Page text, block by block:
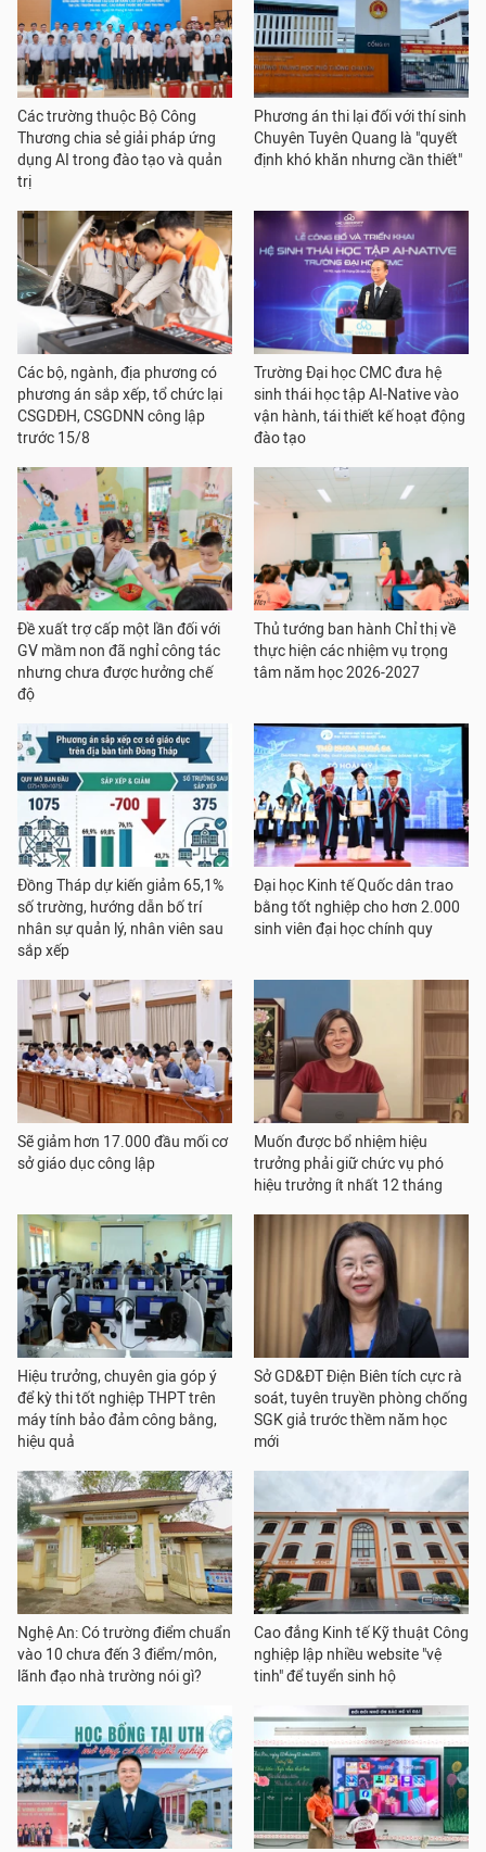
Các trường thuộc Bộ Công
Thương chia sẻ giải pháp ứng
dụng AI trong đào tạo và quản
trị
Phương án thi lại đối với thí sinh
Chuyên Tuyên Quang là "quyết
định khó khăn nhưng cần thiết"
Các bộ, ngành, địa phương có
phương án sắp xếp, tổ chức lại
CSGDĐH, CSGDNN công lập
trước 15/8
Trường Đại học CMC đưa hệ
sinh thái học tập AI-Native vào
vận hành, tái thiết kế hoạt động
đào tạo
Đề xuất trợ cấp một lần đối với
GV mầm non đã nghỉ công tác
nhưng chưa được hưởng chế
độ
Thủ tướng ban hành Chỉ thị về
thực hiện các nhiệm vụ trọng
tâm năm học 2026-2027
Đồng Tháp dự kiến giảm 65,1%
số trường, hướng dẫn bố trí
nhân sự quản lý, nhân viên sau
sắp xếp
Đại học Kinh tế Quốc dân trao
bằng tốt nghiệp cho hơn 2.000
sinh viên đại học chính quy
Sẽ giảm hơn 17.000 đầu mối cơ
sở giáo dục công lập
Muốn được bổ nhiệm hiệu
trưởng phải giữ chức vụ phó
hiệu trưởng ít nhất 12 tháng
Hiệu trưởng, chuyên gia góp ý
để kỳ thi tốt nghiệp THPT trên
máy tính bảo đảm công bằng,
hiệu quả
Sở GD&ĐT Điện Biên tích cực rà
soát, tuyên truyền phòng chống
SGK giả trước thềm năm học
mới
Nghệ An: Có trường điểm chuẩn
vào 10 chưa đến 3 điểm/môn,
lãnh đạo nhà trường nói gì?
Cao đẳng Kinh tế Kỹ thuật Công
nghiệp lập nhiều website "vệ
tinh" để tuyển sinh hộ